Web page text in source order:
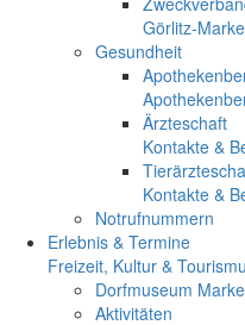
Görlitz-
Gesundheit
Ärzteschaft
Kontakte &
Kontakte &
Notrufnummern
Erlebnis & Termine
Freizeit, Kultur &
Dorfmuseum
Aktivitäten